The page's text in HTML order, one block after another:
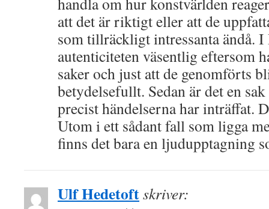
att det är riktigt eller att de
som tillräckligt intressanta ändå.
autenticiteten väsentlig eftersom
saker och just att de genomförts
betydelsefullt. Sedan är det en
precist händelserna har inträffat.
Utom i ett sådant fall som ligga
finns det bara en ljudupptagning
Ulf Hedetoftskriver: